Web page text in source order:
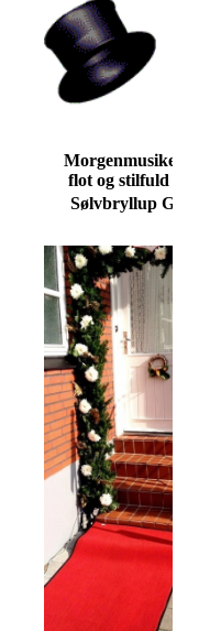
Morgenmusikere
flot og stilfuld
Sølvbryllup